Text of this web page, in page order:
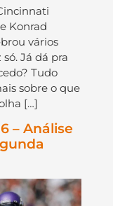
Konrad
vários
Já dá pra
Tudo
sobre o que
[…]
– Análise